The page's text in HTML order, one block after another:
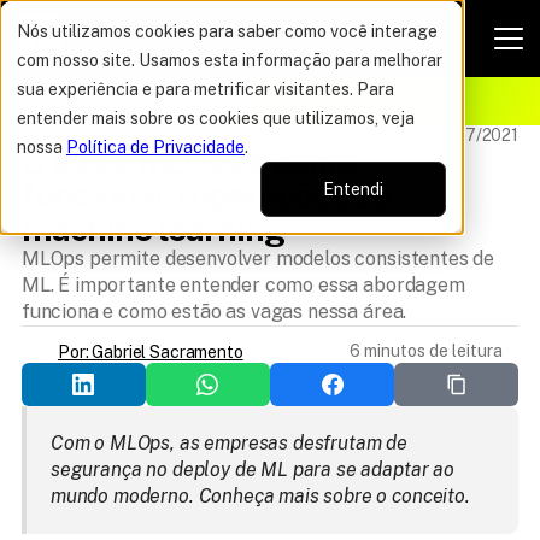
Nós utilizamos cookies para saber como você interage
com nosso site. Usamos esta informação para melhorar
sua experiência e para metrificar visitantes. Para
entender mais sobre os cookies que utilizamos, veja
nossa Política de Privacidade.
Entendi
OFERTA DO ANO VAGAS POR TEMPO LIMITADO
Atualizado 07/07/2021
O que é MLOps e como
funcionam operações de
machine learning
MLOps permite desenvolver modelos consistentes de
ML. É importante entender como essa abordagem
funciona e como estão as vagas nessa área.
Por: Gabriel Sacramento 6 minutos de leitura
Com o MLOps, as empresas desfrutam de
segurança no deploy de ML para se adaptar ao
mundo moderno. Conheça mais sobre o conceito.